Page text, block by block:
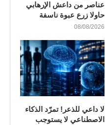
عناصر من داعش الإرهابي
حاولا زرع عبوة ناسفة
08/08/2026
لا داعي للذعر! تمرّد الذكاء
الاصطناعي لا يستوجب